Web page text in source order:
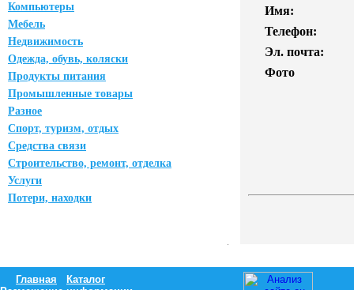
Компьютеры
Мебель
Недвижимость
Одежда, обувь, коляски
Продукты питания
Промышленные товары
Разное
Спорт, туризм, отдых
Средства связи
Строительство, ремонт, отделка
Услуги
Потери, находки
Имя:
Телефон:
Эл. почта:
Фото
Главная
Каталог